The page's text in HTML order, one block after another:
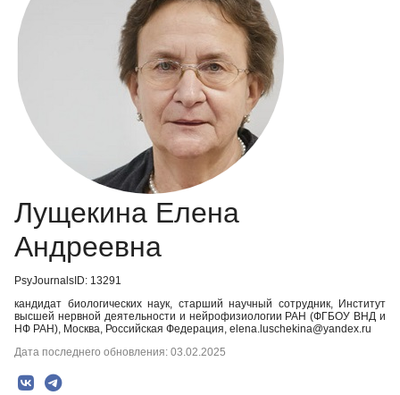
Регистрация
Лущекина Елена
Андреевна
PsyJournalsID: 13291
кандидат биологических наук, старший научный сотрудник, Институт
высшей нервной деятельности и нейрофизиологии РАН (ФГБОУ ВНД и
НФ РАН), Москва, Российская Федерация, elena.luschekina@yandex.ru
Дата последнего обновления: 03.02.2025